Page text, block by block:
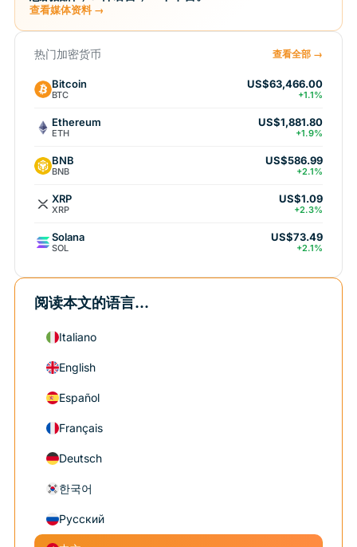
查看媒体资料 →
热门加密货币 查看全部 →
Bitcoin
BTC
US$63,466.00
+1.1%
Ethereum
ETH
US$1,881.80
+1.9%
BNB
BNB
US$586.99
+2.1%
XRP
XRP
US$1.09
+2.3%
Solana
SOL
US$73.49
+2.1%
阅读本文的语言...
Italiano
English
Español
Français
Deutsch
한국어
Русский